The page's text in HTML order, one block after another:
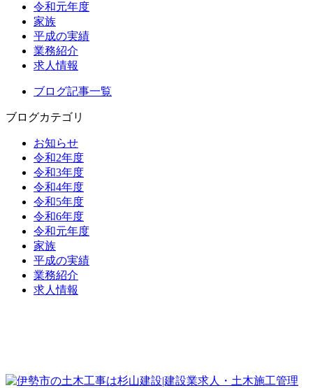
令和元年度
家族
平成の実績
業務紹介
求人情報
ブログ記事一覧
ブログカテゴリ
お知らせ
令和2年度
令和3年度
令和4年度
令和5年度
令和6年度
令和元年度
家族
平成の実績
業務紹介
求人情報